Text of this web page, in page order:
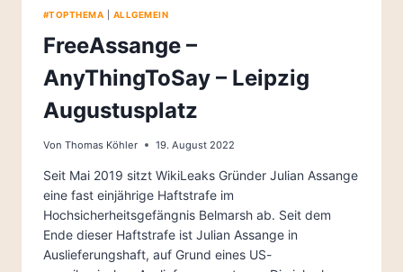
#TOPTHEMA ALLGEMEIN
FreeAssange –
AnyThingToSay – Leipzig
Augustusplatz
Von Thomas Köhler 19. August 2022
Seit Mai 2019 sitzt WikiLeaks Gründer Julian Assange
eine fast einjährige Haftstrafe im
Hochsicherheitsgefängnis Belmarsh ab. Seit dem
Ende dieser Haftstrafe ist Julian Assange in
Auslieferungshaft, auf Grund eines US-